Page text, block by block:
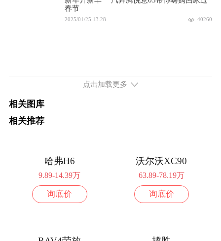
2025款 445km 质选版
2026款 565km 欣耀版 11.99万
配置 询底价
2026款 565km 商务版 14.99万
春节
2025/01/25 13:28 40260
点击加载更多
相关图库
相关推荐
哈弗H6
9.89-14.39万
询底价
沃尔沃XC90
63.89-78.19万
询底价